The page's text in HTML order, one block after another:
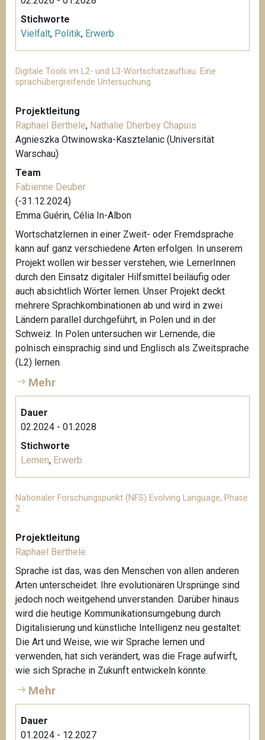
Stichworte
Vielfalt, Politik, Erwerb
Digitale Tools im L2- und L3-Wortschatzaufbau. Eine
sprachübergreifende Untersuchung
Projektleitung
Raphael Berthele, Nathalie Dherbey Chapuis
Agnieszka Otwinowska-Kasztelanic (Universität
Warschau)
Team
Fabienne Deuber
(-31.12.2024)
Emma Guérin, Célia In-Albon
Wortschatzlernen in einer Zweit- oder Fremdsprache
kann auf ganz verschiedene Arten erfolgen. In unserem
Projekt wollen wir besser verstehen, wie LernerInnen
durch den Einsatz digitaler Hilfsmittel beiläufig oder
auch absichtlich Wörter lernen. Unser Projekt deckt
mehrere Sprachkombinationen ab und wird in zwei
Ländern parallel durchgeführt, in Polen und in der
Schweiz. In Polen untersuchen wir Lernende, die
polnisch einsprachig sind und Englisch als Zweitsprache
(L2) lernen.
Mehr
Dauer
02.2024 - 01.2028
Stichworte
Lernen, Erwerb
Nationaler Forschungspunkt (NFS) Evolving Language, Phase
2
Projektleitung
Raphael Berthele
Sprache ist das, was den Menschen von allen anderen
Arten unterscheidet. Ihre evolutionären Ursprünge sind
jedoch noch weitgehend unverstanden. Darüber hinaus
wird die heutige Kommunikationsumgebung durch
Digitalisierung und künstliche Intelligenz neu gestaltet:
Die Art und Weise, wie wir Sprache lernen und
verwenden, hat sich verändert, was die Frage aufwirft,
wie sich Sprache in Zukunft entwickeln könnte.
Mehr
Dauer
01.2024 - 12.2027